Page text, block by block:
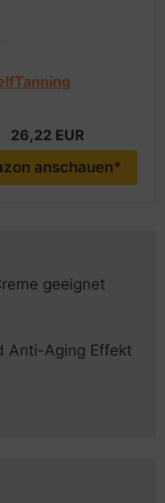
26,22 EUR
anschauen*
geeignet
Anti-Aging Effekt